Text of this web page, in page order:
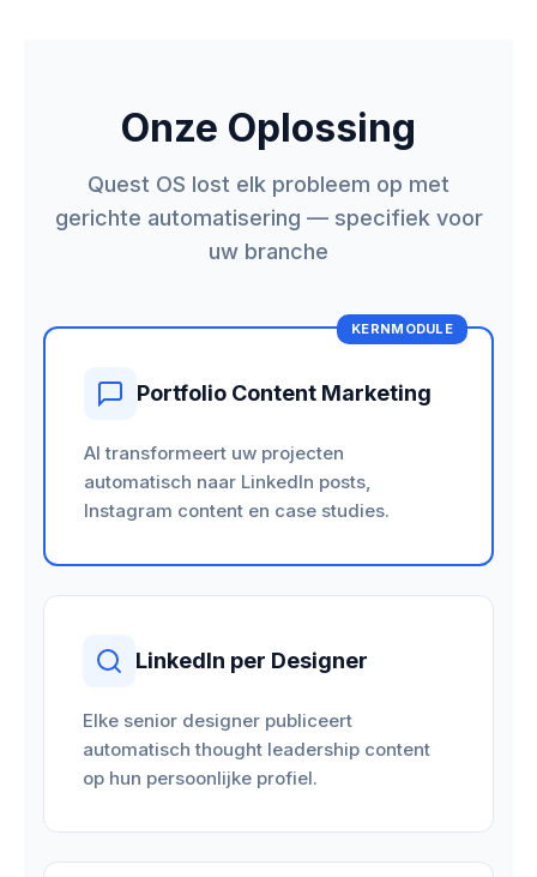
Onze Oplossing
Quest OS lost elk probleem op met
gerichte automatisering — specifiek voor
uw branche
KERNMODULE
Portfolio Content Marketing
AI transformeert uw projecten
automatisch naar LinkedIn posts,
Instagram content en case studies.
LinkedIn per Designer
Elke senior designer publiceert
automatisch thought leadership content
op hun persoonlijke profiel.